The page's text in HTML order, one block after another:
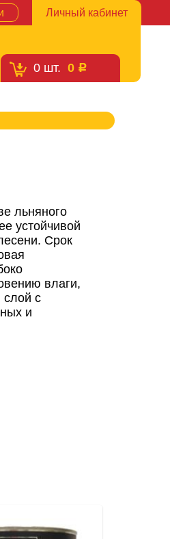
Личный кабинет
0 шт. 0 c
льняного
устойчивой
Срок
влаги,
слой с
и